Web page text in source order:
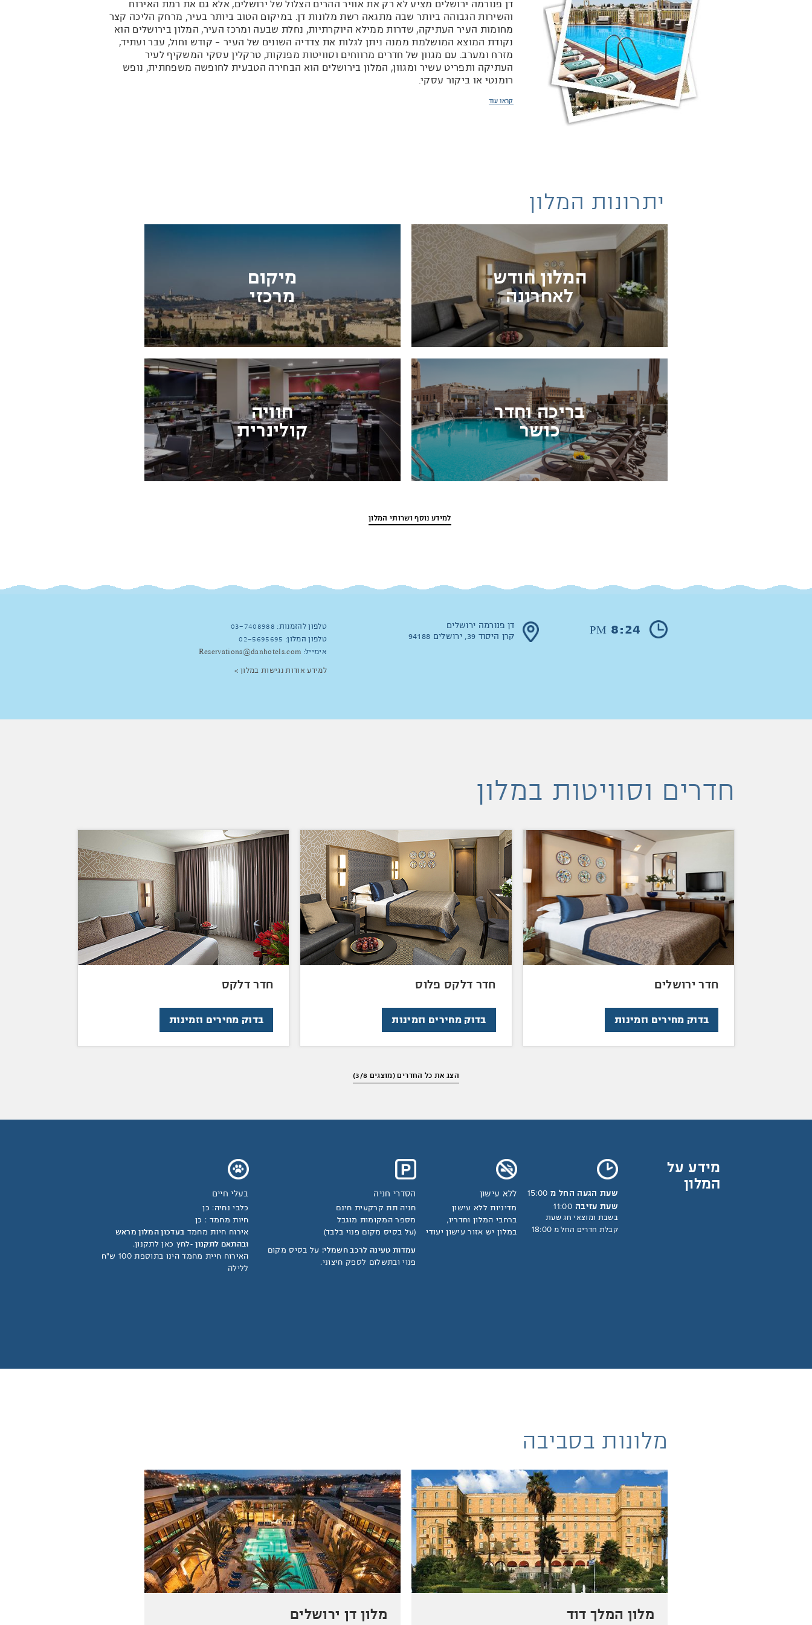
דן פנורמה ירושלים מציע לא רק את אוויר ההרים הצלול של ירושלים, אלא גם את רמת האירוח
והשירות הגבוהה ביותר שבה מתגאה רשת מלונות דן. במיקום הטוב ביותר בעיר, מרחק הליכה קצר
מחומות העיר העתיקה, שדרות ממילא היוקרתיות, נחלת שבעה ומרכז העיר, המלון בירושלים הוא
נקודת המוצא המושלמת ממנה ניתן לגלות את צדדיה השונים של העיר - קודש וחול, עבר ועתיד,
מזרח ומערב. עם מגוון של חדרים מרווחים וסוויטות מפנקות, טרקלין עסקי המשקיף לעיר
העתיקה ותפריט עשיר ומגוון, המלון בירושלים הוא הבחירה הטבעית לחופשה משפחתית, נופש
רומנטי או ביקור עסקי.
מלבד חדר כושר מתקדם ובריכה על הגג עם נוף מרהיב של העיר, לילדים לא יהיה רגע דל עם מגוון
קראו עוד
יתרונות המלון
המלון חודש
לאחרונה
מיקום
מרכזי
בריכה וחדר
כושר
חוויה
קולינרית
למידע נוסף ושרותי המלון
8:24
PM
דן פנורמה ירושלים
קרן היסוד 39, ירושלים 94188
טלפון להזמנות: 03-7408988
טלפון המלון: 02-5695695
אימייל: Reservations@danhotels.com
למידע אודות נגישות במלון >
חדרים וסוויטות במלון
חדר ירושלים
בדוק מחירים וזמינות
חדר דלקס פלוס
בדוק מחירים וזמינות
חדר דלקס
בדוק מחירים וזמינות
הצג את כל החדרים (מוצגים 3/8)
מידע על
המלון
שעת הגעה החל מ 15:00
שעת עזיבה 11:00
בשבת ומוצאי חג שעת
קבלת חדרים החל מ 18:00
ללא עישון
מדיניות ללא עישון
ברחבי המלון וחדריו,
במלון יש אזור עישון יעודי
הסדרי חניה
חניה תת קרקעית חינם
מספר המקומות מוגבל
(על בסיס מקום פנוי בלבד)
עמדות טעינה לרכב חשמלי: על בסיס מקום
פנוי ובתשלום לספק חיצוני.
בעלי חיים
כלבי נחיה: כן
חיות מחמד : כן
אירוח חיות מחמד בעדכון המלון מראש
ובהתאם לתקנון-לחץ כאן לתקנון.
האירוח חיית מחמד הינו בתוספת 100 ש"ח
ללילה
מלונות בסביבה
מלון המלך דוד מלון דן ירושלים